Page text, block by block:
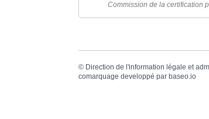
Commission de la certification
© Direction de l'information légale et
comarquage developpé par baseo.io